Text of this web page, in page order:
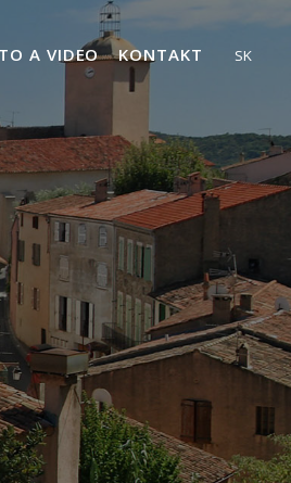
A VIDEO KONTAKT SK